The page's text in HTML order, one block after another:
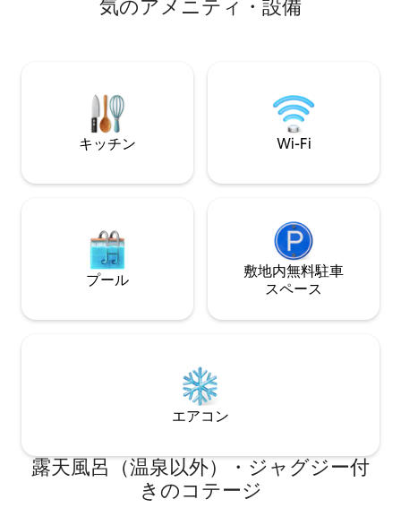
＊裏庭は完全にフェンスで囲まれてお
ロック ＊ダウンタウン中心部まで徒歩10
きしましょう！毎
クソンビルのビー
ーガスティンまで
気のアメニティ・設備
キッチン Wi-Fi
プール
敷地内無料駐⁠車
ス⁠ペ⁠ー⁠ス
エアコン
露天風呂（温泉以外）・ジャグジー付
きのコテージ